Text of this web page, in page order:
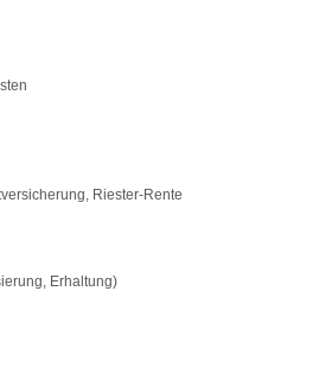
Riester-Rente
Erhaltung)